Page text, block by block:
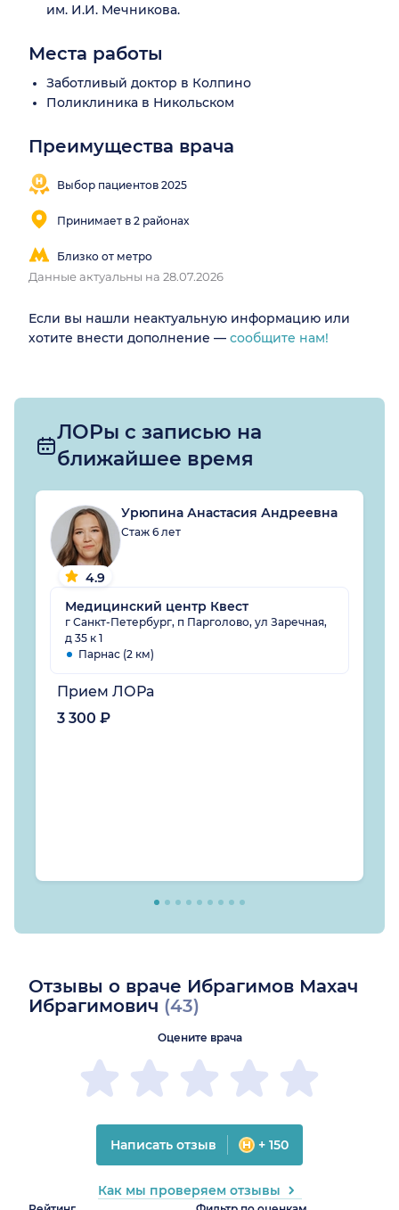
им. И.И. Мечникова.
Места работы
Заботливый доктор в Колпино
Поликлиника в Никольском
Преимущества врача
Выбор пациентов 2025
Принимает в 2 районах
Близко от метро
Данные актуальны на 28.07.2026
Если вы нашли неактуальную информацию или
хотите внести дополнение — сообщите нам!
ЛОРы с записью на
ближайшее время
4.9
Урюпина Анастасия Андреевна
Стаж 6 лет
Медицинский центр Квест
г Санкт-Петербург, п Парголово, ул Заречная,
д 35 к 1
Парнас (2 км)
Прием ЛОРа
3 300 ₽
Отзывы о враче Ибрагимов Махач
Ибрагимович (43)
Оцените врача
Написать отзыв + 150
Как мы проверяем отзывы